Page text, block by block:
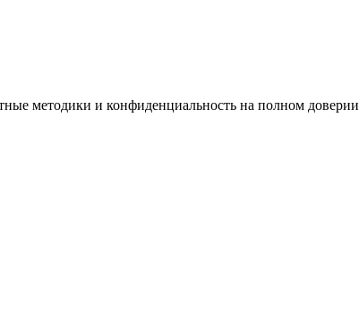
методики и конфиденциальность на полном доверии